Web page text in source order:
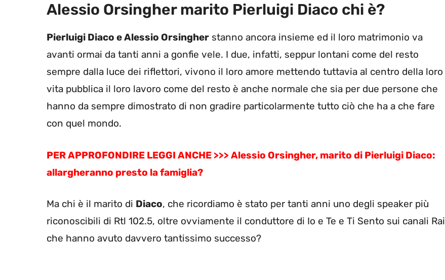
Alessio Orsingher marito Pierluigi Diaco chi è?
Pierluigi Diaco e Alessio Orsingher stanno ancora insieme ed il loro matrimonio va
avanti ormai da tanti anni a gonfie vele. I due, infatti, seppur lontani come del resto
sempre dalla luce dei riflettori, vivono il loro amore mettendo tuttavia al centro della loro
vita pubblica il loro lavoro come del resto è anche normale che sia per due persone che
hanno da sempre dimostrato di non gradire particolarmente tutto ciò che ha a che fare
con quel mondo.
PER APPROFONDIRE LEGGI ANCHE >>>Alessio Orsingher, marito di Pierluigi Diaco:
allargheranno presto la famiglia?
Ma chi è il marito di Diaco, che ricordiamo è stato per tanti anni uno degli speaker più
riconoscibili di Rtl 102.5, oltre ovviamente il conduttore di Io e Te e Ti Sento sui canali Rai
che hanno avuto davvero tantissimo successo?